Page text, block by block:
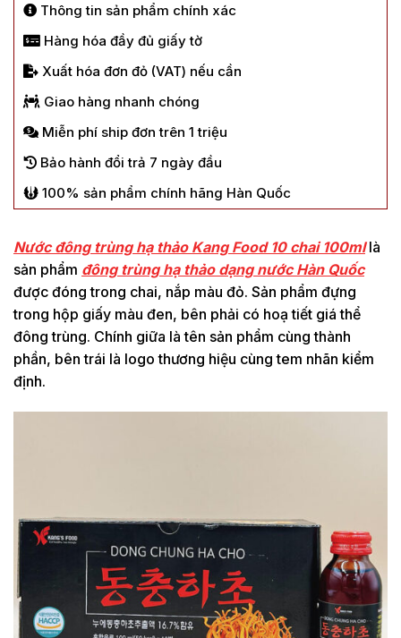
Thông tin sản phẩm chính xác
Hàng hóa đầy đủ giấy tờ
Xuất hóa đơn đỏ (VAT) nếu cần
Giao hàng nhanh chóng
Miễn phí ship đơn trên 1 triệu
Bảo hành đổi trả 7 ngày đầu
100% sản phẩm chính hãng Hàn Quốc
Nước đông trùng hạ thảo Kang Food 10 chai 100mllà
sản phẩm đông trùng hạ thảo dạng nước Hàn Quốc
được đóng trong chai, nắp màu đỏ. Sản phẩm đựng
trong hộp giấy màu đen, bên phải có hoạ tiết giá thể
đông trùng. Chính giữa là tên sản phẩm cùng thành
phần, bên trái là logo thương hiệu cùng tem nhãn kiểm
định.